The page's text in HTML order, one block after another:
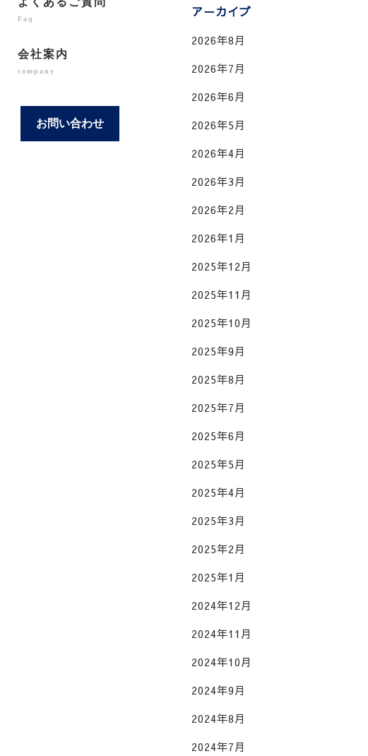
Faq
会社案内
company
お問い合わせ
アーカイブ
2026年8月
2026年7月
2026年6月
2026年5月
2026年4月
2026年3月
2026年2月
2026年1月
2025年12月
2025年11月
2025年10月
2025年9月
2025年8月
2025年7月
2025年6月
2025年5月
2025年4月
2025年3月
2025年2月
2025年1月
2024年12月
2024年11月
2024年10月
2024年9月
2024年8月
2024年7月